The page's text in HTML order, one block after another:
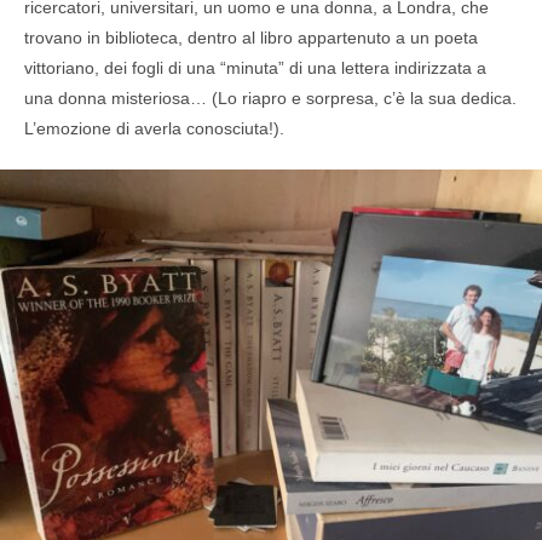
ricercatori, universitari, un uomo e una donna, a Londra, che
trovano in biblioteca, dentro al libro appartenuto a un poeta
vittoriano, dei fogli di una “minuta” di una lettera indirizzata a
una donna misteriosa… (Lo riapro e sorpresa, c’è la sua dedica.
L’emozione di averla conosciuta!).